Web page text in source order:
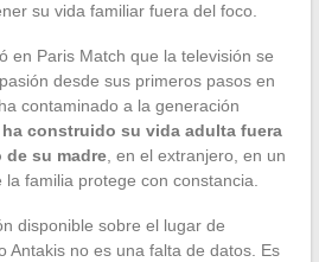
su vida familiar fuera del foco.
en Paris Match que la televisión se
desde sus primeros pasos en
contaminado a la generación
construido su vida adulta fuera
de su madre, en el extranjero, en un
familia protege con constancia.
disponible sobre el lugar de
Antakis no es una falta de datos. Es